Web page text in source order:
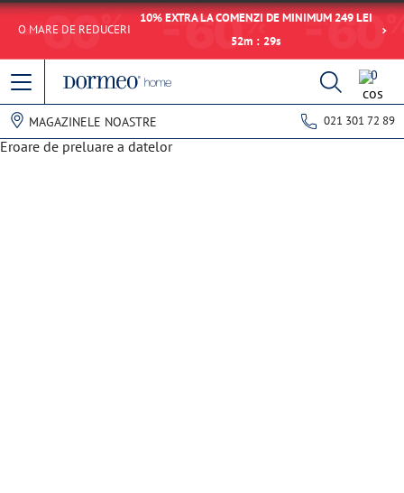
O MARE DE REDUCERI
10% EXTRA LA COMENZI DE MINIMUM 249 LEI
52m : 29s
0
MAGAZINELE NOASTRE 021 301 72 89
Eroare de preluare a datelor